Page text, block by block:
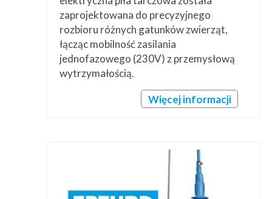
zaprojektowana do precyzyjnego
rozbioru różnych gatunków zwierząt,
łącząc mobilność zasilania
jednofazowego (230V) z przemysłową
wytrzymałością.
Więcej informacji